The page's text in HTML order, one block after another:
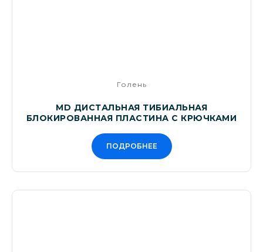
Голень
MD ДИСТАЛЬНАЯ ТИБИАЛЬНАЯ
БЛОКИРОВАННАЯ ПЛАСТИНА С КРЮЧКАМИ
ПОДРОБНЕЕ